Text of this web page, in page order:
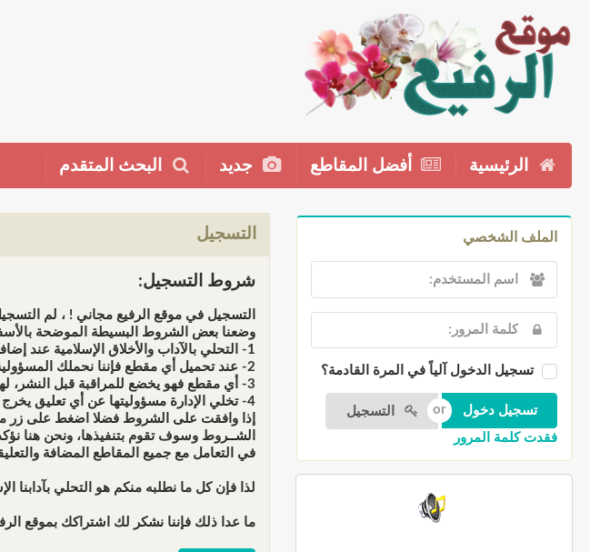
الرئيسية أفضل المقاطع جديد البحث المتقدم
الملف الشخصي
تسجيل الدخول آلياً في المرة القادمة؟
التسجيل
فقدت كلمة المرور
التسجيل
شروط التسجيل:
التسجيل في موقع الرفيع مجاني ! ، لم
وضعنا بعض الشروط البسيطة الموضحة
1- التحلي بالآداب والأخلاق الإسلامية عند إضافت المقاطع أو التعاليق.
2- عند تحميل أي مقطع فإننا نحملك المسؤولية كاملة أمام الله سبحانه وأمام القانون عند المتاجرة به، فالموقع ذو طابع دعوي وليس تجاري.
3- أي مقطع فهو يخضع للمراقبة قبل النشر، لهذا لن تظهر في الموقع إلى بعد موافقة الإدارة أوفريق المراقبين.
4- تخلي الإدارة مسؤوليتها عن أي تعليق يخرج عن التوجه العام للموقع، وجميع التعليقات لا تعبر بالضرورة عن رأي إدارته بل تمثل وجهة نظر ناشرها فقط.
إذا وافقت على الشروط فضلا اضغط على زر
الشــروط وسوف تقوم بتنفيذها، ونحن هنا
في التعامل مع جميع المقاطع المضافة
لذا فإن كل ما نطلبه منكم هو التحلي بآدابنا
ما عدا ذلك فإننا نشكر لك اشتراكك بموقع